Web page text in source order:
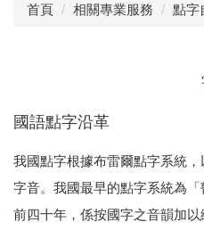
物理治療
語言治療
首頁 相關專業服務 點字
國語點字沿革
我國點字根據布雷爾點字系統
字音。我國最早的點字系統為
前四十年，係按國字之音韻加